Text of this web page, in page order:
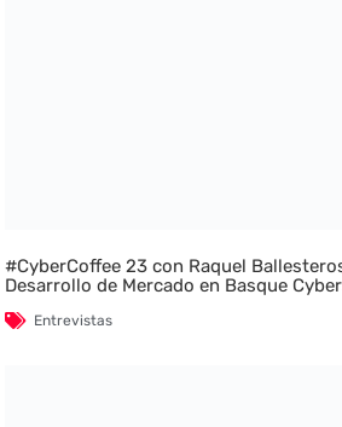
#CyberCoffee 23 con Raquel
Desarrollo de Mercado en Basque
Entrevistas